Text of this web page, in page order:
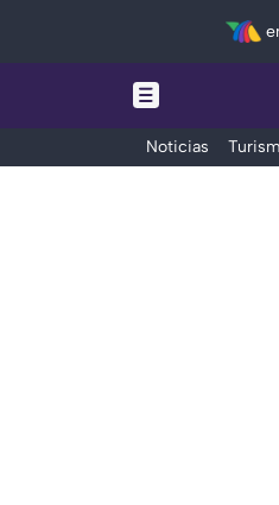
Noticias